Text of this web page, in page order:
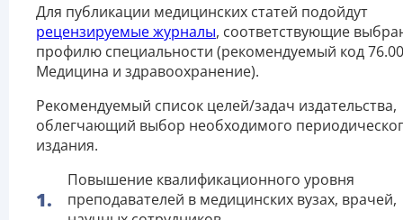
Для публикации медицинских статей подойдут
рецензируемые журналы, соответствующие
профилю специальности (рекомендуемый код
Медицина и здравоохранение).
Рекомендуемый список целей/задач издательства,
облегчающий выбор необходимого
издания.
Повышение квалификационного уровня
преподавателей в медицинских вузах, врачей,